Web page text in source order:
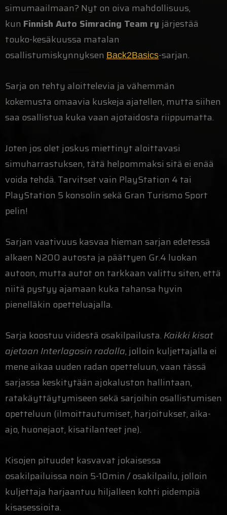
simumaailmaan? Nyt on oiva mahdollisuus,
kun Finnish Auto Simracing Team ry järjestää
touko-kesäkuussa matalan
osallistumiskynnyksen Back2Basics-sarjan.
Sarja on tehty aloittelevia ja vähemmän
kokemusta omaavia kuskeja ajatellen, mutta siihen
saa osallistua kuka vaan ajotaidosta riippumatta.
Joten jos olet joskus miettinyt aloittavasi
simuharrastuksen, tätä helpommaksi sitä ei enää
voida tehdä. Tarvitset vain PlayStation 4 tai
PlayStation 5 konsolin sekä Gran Turismo Sport
pelin!
Sarjan vaativuus kasvaa hieman sarjan edetessä
alkaen N200 autosta ja päättyen Gr.4 luokan
autoon, mutta autot on tarkkaan valittu siten, että
niitä pystyy ajamaan kuka tahansa hyvin
pienelläkin opetteluajalla.
Sarja koostuu viidestä osakilpailusta. Kaikki kisat
ajetaan Interlagosin radalla, jolloin kuljettajalla ei
mene aikaa uuden radan opetteluun, vaan tässä
sarjassa keskitytään ajokaluston hallintaan,
ratakäyttäytymiseen sekä sarjoihin osallistumisen
opetteluun (ilmoittautumiset, harjoitukset, aika-
ajo, huonejaot, kisatilanteet jne).
Kisojen pituudet kasvavat jokaisessa
osakilpailuissa noin 5-10min / osakilpailu, jolloin
kuljettaja harjaantuu hiljalleen kohti pidempiä
kisasessioita.